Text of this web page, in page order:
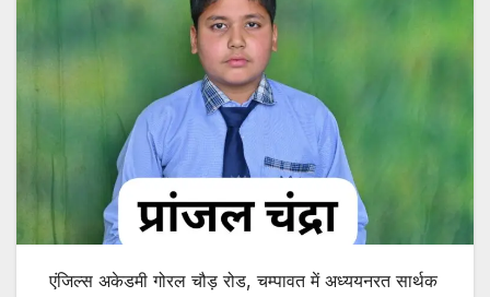
एंजिल्स अकेडमी गोरल चौड़ रोड, चम्पावत में अध्ययनरत सार्थक